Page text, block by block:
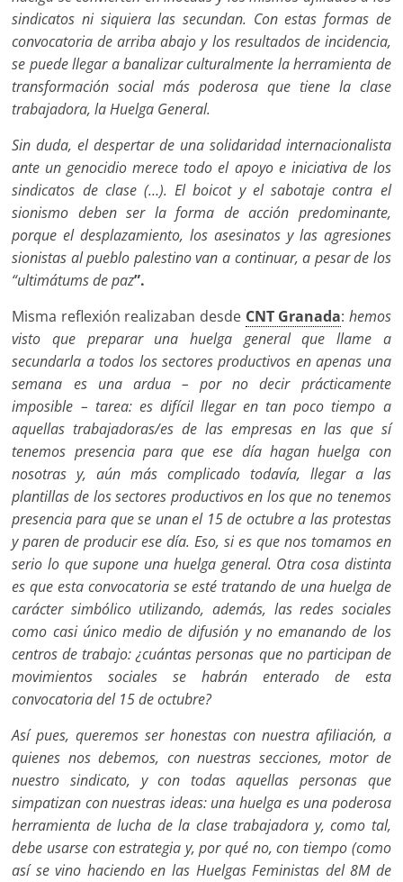
sindicatos ni siquiera las secundan. Con estas formas de
convocatoria de arriba abajo y los resultados de incidencia,
se puede llegar a banalizar culturalmente la herramienta de
transformación social más poderosa que tiene la clase
trabajadora, la Huelga General.
Sin duda, el despertar de una solidaridad internacionalista
ante un genocidio merece todo el apoyo e iniciativa de los
sindicatos de clase (…). El boicot y el sabotaje contra el
sionismo deben ser la forma de acción predominante,
porque el desplazamiento, los asesinatos y las agresiones
sionistas al pueblo palestino van a continuar, a pesar de los
“ultimátums de paz”.
Misma reflexión realizaban desde CNT Granada: hemos
visto que preparar una huelga general que llame a
secundarla a todos los sectores productivos en apenas una
semana es una ardua – por no decir prácticamente
imposible – tarea: es difícil llegar en tan poco tiempo a
aquellas trabajadoras/es de las empresas en las que sí
tenemos presencia para que ese día hagan huelga con
nosotras y, aún más complicado todavía, llegar a las
plantillas de los sectores productivos en los que no tenemos
presencia para que se unan el 15 de octubre a las protestas
y paren de producir ese día. Eso, si es que nos tomamos en
serio lo que supone una huelga general. Otra cosa distinta
es que esta convocatoria se esté tratando de una huelga de
carácter simbólico utilizando, además, las redes sociales
como casi único medio de difusión y no emanando de los
centros de trabajo: ¿cuántas personas que no participan de
movimientos sociales se habrán enterado de esta
convocatoria del 15 de octubre?
Así pues, queremos ser honestas con nuestra afiliación, a
quienes nos debemos, con nuestras secciones, motor de
nuestro sindicato, y con todas aquellas personas que
simpatizan con nuestras ideas: una huelga es una poderosa
herramienta de lucha de la clase trabajadora y, como tal,
debe usarse con estrategia y, por qué no, con tiempo (como
así se vino haciendo en las Huelgas Feministas del 8M de